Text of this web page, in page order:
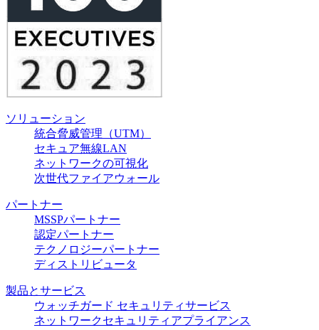
ソリューション
統合脅威管理（UTM）
セキュア無線LAN
ネットワークの可視化
次世代ファイアウォール
パートナー
MSSPパートナー
認定パートナー
テクノロジーパートナー
ディストリビュータ
製品とサービス
ウォッチガード セキュリティサービス
ネットワークセキュリティアプライアンス